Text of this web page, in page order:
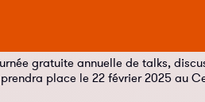
gratuite annuelle de talks,
place le 22 février 2025 au